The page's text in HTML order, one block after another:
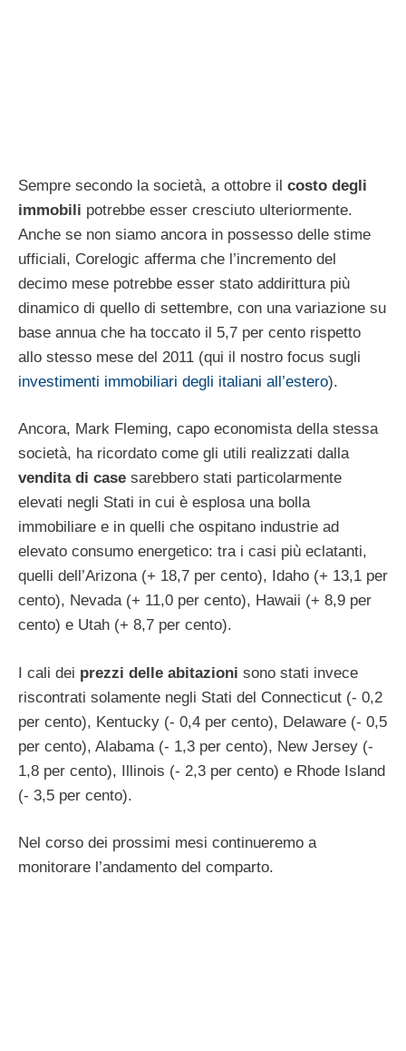
Sempre secondo la società, a ottobre il costo degli
immobili potrebbe esser cresciuto ulteriormente.
Anche se non siamo ancora in possesso delle stime
ufficiali, Corelogic afferma che l’incremento del
decimo mese potrebbe esser stato addirittura più
dinamico di quello di settembre, con una variazione su
base annua che ha toccato il 5,7 per cento rispetto
allo stesso mese del 2011 (qui il nostro focus sugli
investimenti immobiliari degli italiani all’estero).
Ancora, Mark Fleming, capo economista della stessa
società, ha ricordato come gli utili realizzati dalla
vendita di case sarebbero stati particolarmente
elevati negli Stati in cui è esplosa una bolla
immobiliare e in quelli che ospitano industrie ad
elevato consumo energetico: tra i casi più eclatanti,
quelli dell’Arizona (+ 18,7 per cento), Idaho (+ 13,1 per
cento), Nevada (+ 11,0 per cento), Hawaii (+ 8,9 per
cento) e Utah (+ 8,7 per cento).
I cali dei prezzi delle abitazioni sono stati invece
riscontrati solamente negli Stati del Connecticut (- 0,2
per cento), Kentucky (- 0,4 per cento), Delaware (- 0,5
per cento), Alabama (- 1,3 per cento), New Jersey (-
1,8 per cento), Illinois (- 2,3 per cento) e Rhode Island
(- 3,5 per cento).
Nel corso dei prossimi mesi continueremo a
monitorare l’andamento del comparto.